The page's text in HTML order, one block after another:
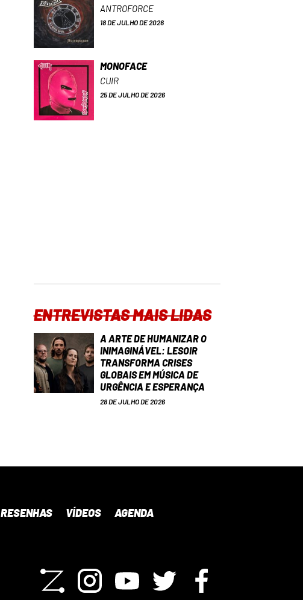
ANTROFORCE
18 DE JULHO DE 2026
MONOFACE
CUIR
25 DE JULHO DE 2026
ENTREVISTAS MAIS LIDAS
A ARTE DE HUMANIZAR O
INIMAGINÁVEL: LESOIR
TRANSFORMA CRISES
GLOBAIS EM MÚSICA DE
URGÊNCIA E ESPERANÇA
28 DE JULHO DE 2026
RESENHAS VÍDEOS AGENDA